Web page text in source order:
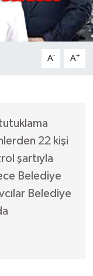
A- A+
22 kişi
şartıyla
Belediye
Belediye